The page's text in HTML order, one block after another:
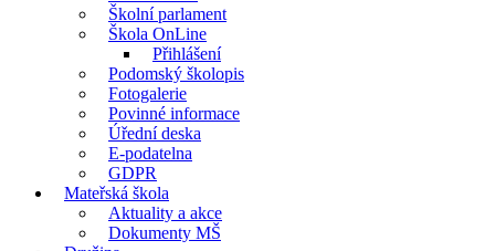
Školní parlament
Škola OnLine
Přihlášení
Podomský školopis
Fotogalerie
Povinné informace
Úřední deska
E-podatelna
GDPR
Mateřská škola
Aktuality a akce
Dokumenty MŠ